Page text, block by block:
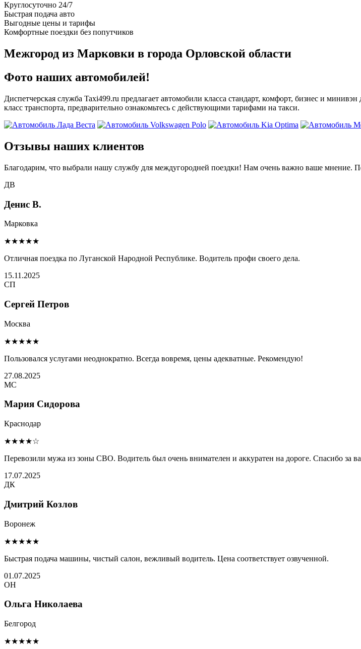
Круглосуточно 24/7
Быстрая подача авто
Выгодные цены и тарифы
Комфортные поездки без попутчиков
Межгород из Марковки в города Орловской области
Фото наших автомобилей!
Диспетчерская служба Taxi499.ru предлагает автомобили класса стандарт, комфорт, бизнес и
класс транспорта, предварительно ознакомьтесь с действующими тарифами на такси.
Отзывы наших клиентов
Благодарим, что выбрали нашу службу для междугородней поездки! Нам очень важно ваше мнение.
ДВ
Денис В.
Марковка
★★★★★
Отличная поездка по Луганской Народной Республике. Водитель профи своего дела.
15.11.2025
СП
Сергей Петров
Москва
★★★★★
Пользовался услугами неоднократно. Всегда вовремя, цены адекватные. Рекомендую!
27.08.2025
МС
Мария Сидорова
Краснодар
★★★★☆
Перевозили мужа из зоны СВО. Водитель был очень внимателен и аккуратен на дороге. Спасибо за
17.07.2025
ДК
Дмитрий Козлов
Воронеж
★★★★★
Быстрая подача машины, чистый салон, вежливый водитель. Цена соответствует озвученной.
01.07.2025
ОН
Ольга Николаева
Белгород
★★★★★